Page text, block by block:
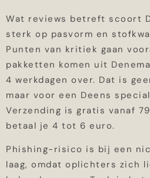
Wat reviews betreft scoort
sterk op pasvorm en
Punten van kritiek gaan
pakketten komen uit
4 werkdagen over. Dat is
maar voor een Deens
Verzending is gratis vanaf
betaal je 4 tot 6 euro.
Phishing-risico is bij een
laag, omdat oplichters zich